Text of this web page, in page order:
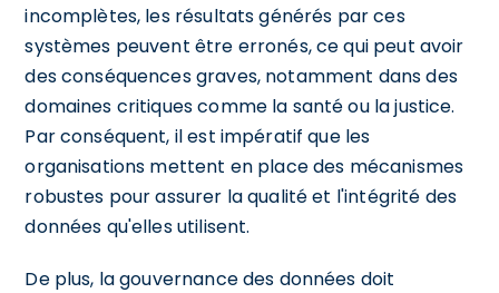
incomplètes, les résultats générés par ces
systèmes peuvent être erronés, ce qui peut avoir
des conséquences graves, notamment dans des
domaines critiques comme la santé ou la justice.
Par conséquent, il est impératif que les
organisations mettent en place des mécanismes
robustes pour assurer la qualité et l'intégrité des
données qu'elles utilisent.
De plus, la gouvernance des données doit